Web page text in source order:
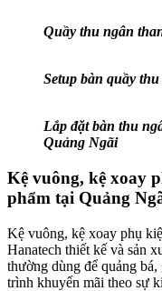
Quầy thu ngân
Setup bàn quầy
Lắp đặt bàn thu
Quảng Ngãi
Kệ vuông, kệ xoay
phẩm tại Quảng
Kệ vuông, kệ xoay phụ
Hanatech thiết kế và sản
thường dùng để quảng
trình khuyến mãi theo sự